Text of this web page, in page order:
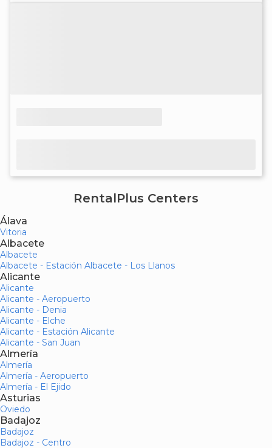
RentalPlus Centers
Álava
Vitoria
Albacete
Albacete
Albacete - Estación Albacete - Los Llanos
Alicante
Alicante
Alicante - Aeropuerto
Alicante - Denia
Alicante - Elche
Alicante - Estación Alicante
Alicante - San Juan
Almería
Almería
Almería - Aeropuerto
Almería - El Ejido
Asturias
Oviedo
Badajoz
Badajoz
Badajoz - Centro